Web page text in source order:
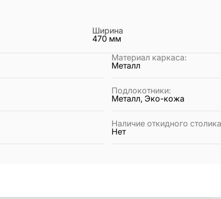
Ширина
470 мм
Материал каркаса:
Металл
Подлокотники:
Металл, Эко-кожа
Наличие откидного столика
Нет